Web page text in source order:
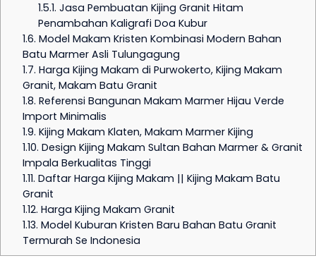
1.5.1. Jasa Pembuatan Kijing Granit Hitam
Penambahan Kaligrafi Doa Kubur
1.6. Model Makam Kristen Kombinasi Modern Bahan
Batu Marmer Asli Tulungagung
1.7. Harga Kijing Makam di Purwokerto, Kijing Makam
Granit, Makam Batu Granit
1.8. Referensi Bangunan Makam Marmer Hijau Verde
Import Minimalis
1.9. Kijing Makam Klaten, Makam Marmer Kijing
1.10. Design Kijing Makam Sultan Bahan Marmer & Granit
Impala Berkualitas Tinggi
1.11. Daftar Harga Kijing Makam || Kijing Makam Batu
Granit
1.12. Harga Kijing Makam Granit
1.13. Model Kuburan Kristen Baru Bahan Batu Granit
Termurah Se Indonesia